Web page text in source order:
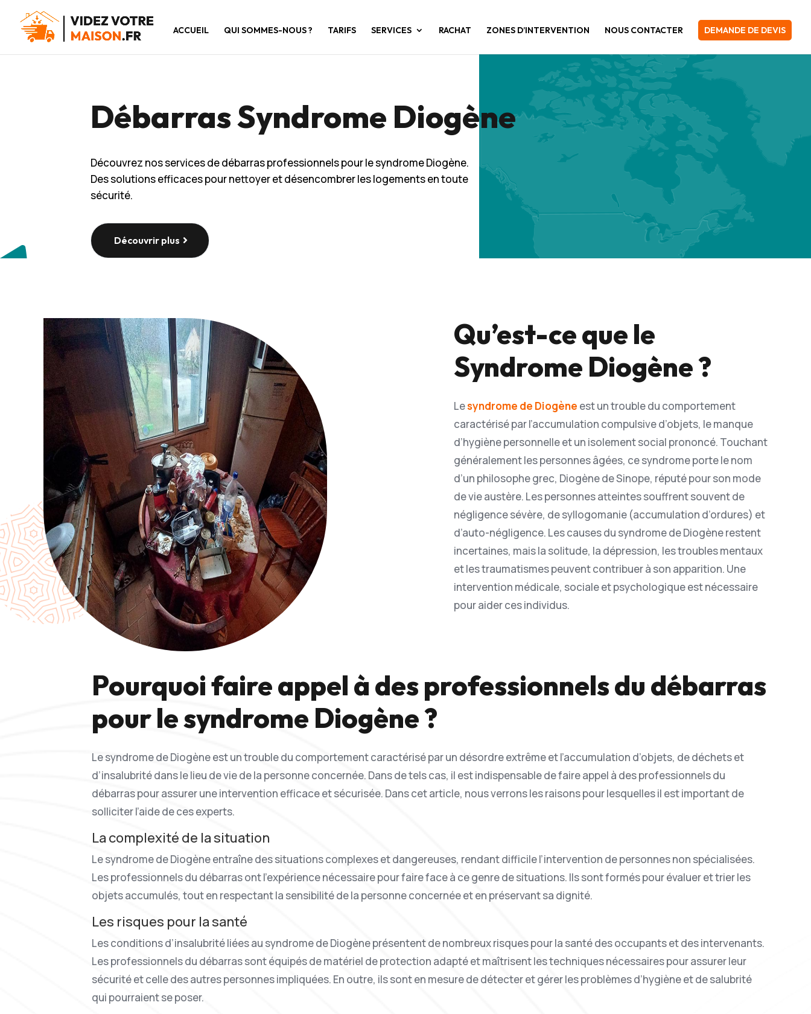
ACCUEIL QUI SOMMES-NOUS ? TARIFS SERVICES RACHAT ZONES D’INTERVENTION NOUS CONTACTER DEMANDE DE DEVIS
Débarras Syndrome Diogène
Découvrez nos services de débarras professionnels pour le syndrome Diogène.
Des solutions efficaces pour nettoyer et désencombrer les logements en toute
sécurité.
Découvrir plus
Qu’est-ce que le
Syndrome Diogène ?
Lesyndrome de Diogène est un trouble du comportement
caractérisé par l’accumulation compulsive d’objets, le manque
d’hygiène personnelle et un isolement social prononcé. Touchant
généralement les personnes âgées, ce syndrome porte le nom
d’un philosophe grec, Diogène de Sinope, réputé pour son mode
de vie austère. Les personnes atteintes souffrent souvent de
négligence sévère, de syllogomanie (accumulation d’ordures) et
d’auto-négligence. Les causes du syndrome de Diogène restent
incertaines, mais la solitude, la dépression, les troubles mentaux
et les traumatismes peuvent contribuer à son apparition. Une
intervention médicale, sociale et psychologique est nécessaire
pour aider ces individus.
Pourquoi faire appel à des professionnels du débarras
pour le syndrome Diogène ?
Le syndrome de Diogène est un trouble du comportement caractérisé par un désordre extrême et l’accumulation d’objets, de déchets et
d’insalubrité dans le lieu de vie de la personne concernée. Dans de tels cas, il est indispensable de faire appel à des professionnels du
débarras pour assurer une intervention efficace et sécurisée. Dans cet article, nous verrons les raisons pour lesquelles il est important de
solliciter l’aide de ces experts.
La complexité de la situation
Le syndrome de Diogène entraîne des situations complexes et dangereuses, rendant difficile l’intervention de personnes non spécialisées.
Les professionnels du débarras ont l’expérience nécessaire pour faire face à ce genre de situations. Ils sont formés pour évaluer et trier les
objets accumulés, tout en respectant la sensibilité de la personne concernée et en préservant sa dignité.
Les risques pour la santé
Les conditions d’insalubrité liées au syndrome de Diogène présentent de nombreux risques pour la santé des occupants et des intervenants.
Les professionnels du débarras sont équipés de matériel de protection adapté et maîtrisent les techniques nécessaires pour assurer leur
sécurité et celle des autres personnes impliquées. En outre, ils sont en mesure de détecter et gérer les problèmes d’hygiène et de salubrité
qui pourraient se poser.